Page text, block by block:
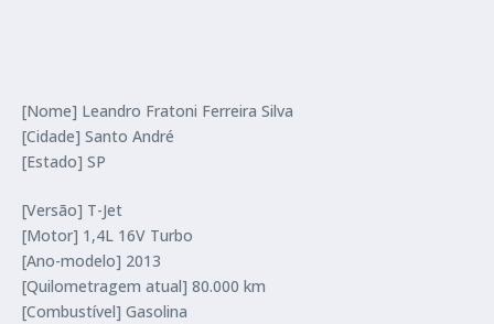
[Nome] Leandro Fratoni Ferreira Silva
[Cidade] Santo André
[Estado] SP
[Versão] T-Jet
[Motor] 1,4L 16V Turbo
[Ano-modelo] 2013
[Quilometragem atual] 80.000 km
[Combustível] Gasolina